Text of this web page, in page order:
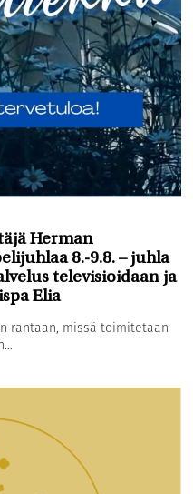
Herman
8.-9.8. – juhla
televisioidaan ja
Elia
rantaan, missä toimitetaan